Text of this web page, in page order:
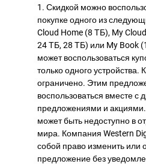
1. Скидкой можно
покупке одного из
Cloud Home (8 ТБ), My
24 ТБ, 28 ТБ) или My Book
может воспользоваться
только одного устройства.
ограничено. Этим
воспользоваться вместе с
предложениями и
может быть недоступно в
мира. Компания Western
собой право изменить или
предложение без